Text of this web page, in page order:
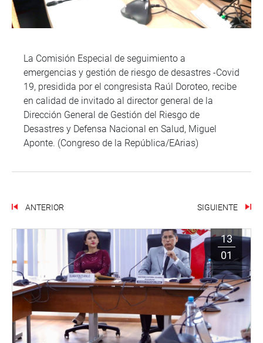
La Comisión Especial de seguimiento a
emergencias y gestión de riesgo de desastres -Covid
19, presidida por el congresista Raúl Doroteo, recibe
en calidad de invitado al director general de la
Dirección General de Gestión del Riesgo de
Desastres y Defensa Nacional en Salud, Miguel
Aponte. (Congreso de la República/EArias)
ANTERIOR SIGUIENTE
13
01